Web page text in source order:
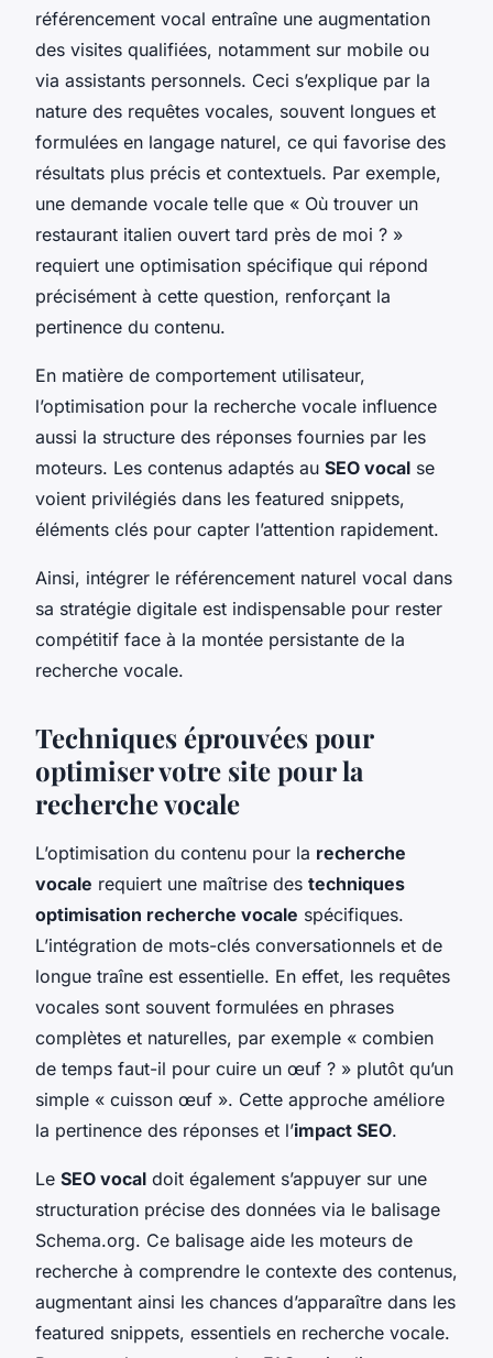
référencement vocal entraîne une augmentation
des visites qualifiées, notamment sur mobile ou
via assistants personnels. Ceci s’explique par la
nature des requêtes vocales, souvent longues et
formulées en langage naturel, ce qui favorise des
résultats plus précis et contextuels. Par exemple,
une demande vocale telle que « Où trouver un
restaurant italien ouvert tard près de moi ? »
requiert une optimisation spécifique qui répond
précisément à cette question, renforçant la
pertinence du contenu.
En matière de comportement utilisateur,
l’optimisation pour la recherche vocale influence
aussi la structure des réponses fournies par les
moteurs. Les contenus adaptés au SEO vocal se
voient privilégiés dans les featured snippets,
éléments clés pour capter l’attention rapidement.
Ainsi, intégrer le référencement naturel vocal dans
sa stratégie digitale est indispensable pour rester
compétitif face à la montée persistante de la
recherche vocale.
Techniques éprouvées pour
optimiser votre site pour la
recherche vocale
L’optimisation du contenu pour la recherche
vocale requiert une maîtrise des techniques
optimisation recherche vocale spécifiques.
L’intégration de mots-clés conversationnels et de
longue traîne est essentielle. En effet, les requêtes
vocales sont souvent formulées en phrases
complètes et naturelles, par exemple « combien
de temps faut-il pour cuire un œuf ? » plutôt qu’un
simple « cuisson œuf ». Cette approche améliore
la pertinence des réponses et l’impact SEO.
Le SEO vocal doit également s’appuyer sur une
structuration précise des données via le balisage
Schema.org. Ce balisage aide les moteurs de
recherche à comprendre le contexte des contenus,
augmentant ainsi les chances d’apparaître dans les
featured snippets, essentiels en recherche vocale.